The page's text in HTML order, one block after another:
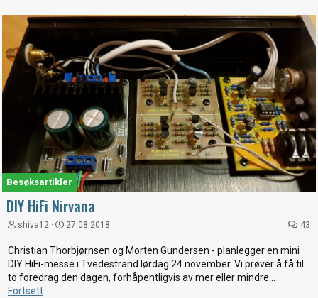
Besøksartikler
DIY HiFi Nirvana
shiva12 27.08.2018 43
Christian Thorbjørnsen og Morten Gundersen - planlegger en mini
DIY HiFi-messe i Tvedestrand lørdag 24.november. Vi prøver å få til
to foredrag den dagen, forhåpentligvis av mer eller mindre...
Fortsett